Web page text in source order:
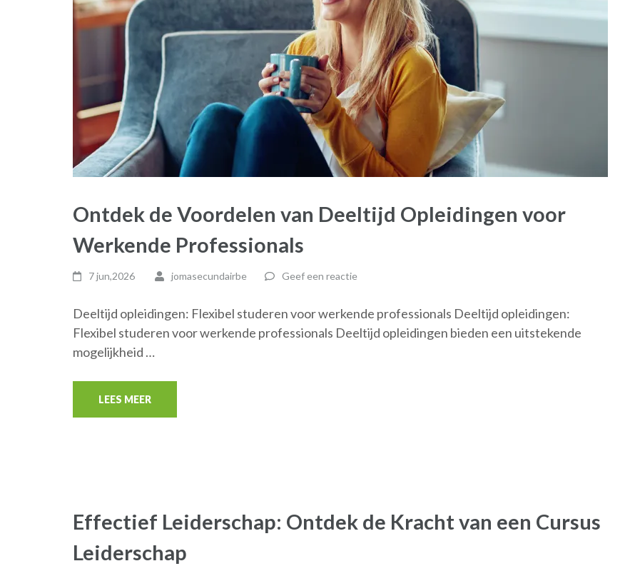
Ontdek de Voordelen van Deeltijd Opleidingen voor
Werkende Professionals
7 jun,2026 jomasecundairbe Geef een reactie
Deeltijd opleidingen: Flexibel studeren voor werkende professionals Deeltijd opleidingen:
Flexibel studeren voor werkende professionals Deeltijd opleidingen bieden een uitstekende
mogelijkheid …
LEES MEER
Effectief Leiderschap: Ontdek de Kracht van een Cursus
Leiderschap